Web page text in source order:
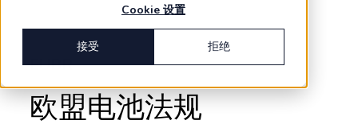
Cookie 设置
接受 拒绝
EUBR
欧盟电池法规